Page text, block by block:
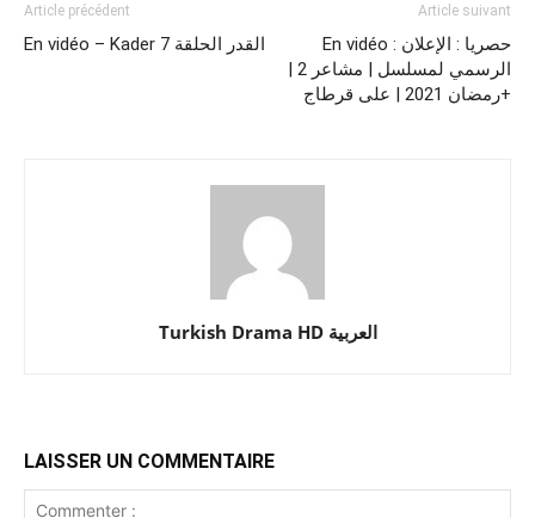
Article précédent
En vidéo – Kader 7 القدر الحلقة
Article suivant
En vidéo : حصريا : الإعلان
الرسمي لمسلسل | مشاعر 2 |
رمضان 2021 | على قرطاج+
Turkish Drama HD العربية
LAISSER UN COMMENTAIRE